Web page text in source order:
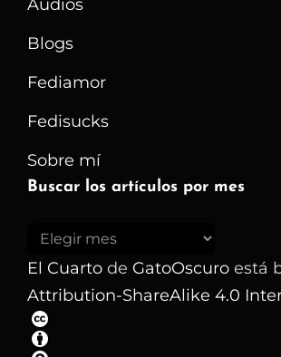
Audios
Blogs
Fediamor
Fedisucks
Sobre mí
Buscar los artículos por mes
Buscar
los
artículos
por
mes
El Cuarto de GatoOscuro está
Attribution-ShareAlike 4.0